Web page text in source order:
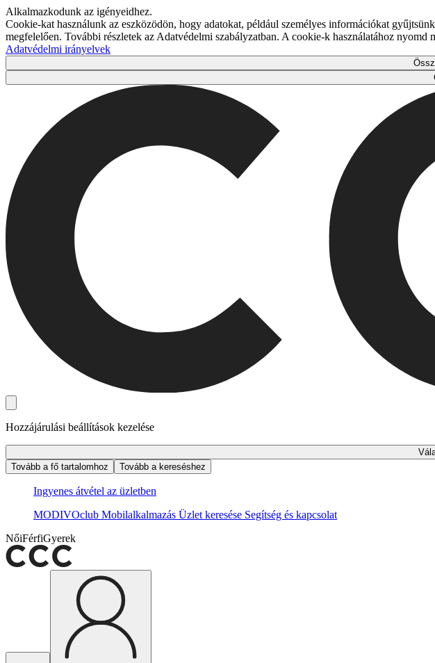
Alkalmazkodunk az igényeidhez.
Cookie-kat használunk az eszközödön, hogy adatokat, például személyes információkat
megfelelően. További részletek az Adatvédelmi szabályzatban. A cookie-k használatához nyomd
Adatvédelmi irányelvek
Hozzájárulási beállítások kezelése
Tovább a fő tartalomhoz
Tovább a kereséshez
Ingyenes átvétel az üzletben
MODIVOclub Mobilalkalmazás Üzlet keresése Segítség és kapcsolat
NőiFérfiGyerek